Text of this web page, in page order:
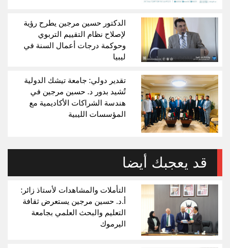
الدكتور حسين مرجين يطرح رؤية
لإصلاح نظام التقييم التربوي
وحوكمة درجات أعمال السنة في
ليبيا
تقدير دولي: جامعة تيشك الدولية
تُشيد بدور د. حسين مرجين في
هندسة الشراكات الأكاديمية مع
المؤسسات الليبية
قد يعجبك أيضا
التأملات والمشاهدات لأستاذ زائر:
أ.د. حسين مرجين يستعرض ثقافة
التعليم والبحث العلمي بجامعة
اليرموك